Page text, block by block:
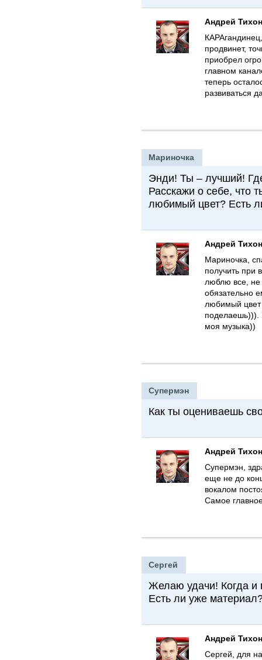
Андрей
продвинет,
приобрел
главном
теперь
развиваться
Мариночка
Энди! Ты – лучший!
Расскажи о себе, что
любимый цвет? Есть
Андрей
Мариночка,
получить при
люблю все, не
обязательно
любимый цвет
поделаешь))).
моя музыка))
Супермэн
Как ты оцениваешь
Андрей
Супермэн,
еще не до
вокалом
Самое
Сергей
Желаю удачи! Когда и
Есть ли уже
Андрей
Сергей, для